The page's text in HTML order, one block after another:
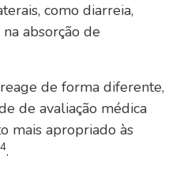
como diarreia,
absorção de
de forma diferente,
de avaliação médica
mais apropriado às
.